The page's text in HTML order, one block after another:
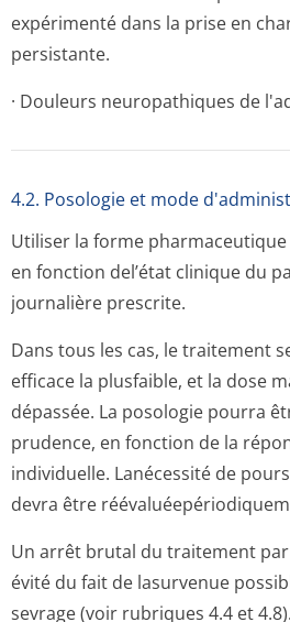
expérimenté dans la prise en
persistante.
· Douleurs neuropathiques de
4.2. Posologie et mode
Utiliser la forme
en fonction del’état clinique du
journalière prescrite.
Dans tous les cas, le traitement
efficace la plusfaible, et la dose
dépassée. La posologie pourra
prudence, en fonction de la
individuelle. Lanécessité de
devra être
Un arrêt brutal du traitement par
évité du fait de lasurvenue
sevrage (voir rubriques 4.4 et